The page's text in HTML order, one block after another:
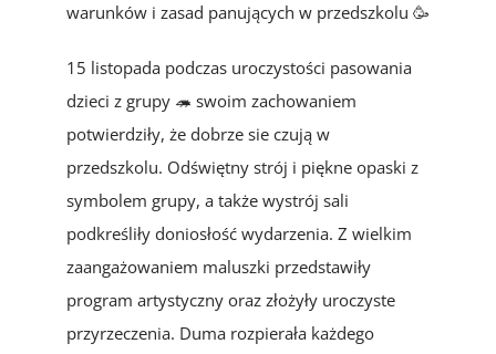
warunków i zasad panujących w przedszkolu 🥳
15 listopada podczas uroczystości pasowania
dzieci z grupy 🦔 swoim zachowaniem
potwierdziły, że dobrze sie czują w
przedszkolu. Odświętny strój i piękne opaski z
symbolem grupy, a także wystrój sali
podkreśliły doniosłość wydarzenia. Z wielkim
zaangażowaniem maluszki przedstawiły
program artystyczny oraz złożyły uroczyste
przyrzeczenia. Duma rozpierała każdego